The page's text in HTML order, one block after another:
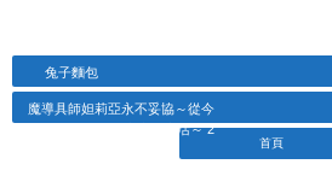
兔子麵包
魔導具師妲莉亞永不妥協～從今
天開始的自由職人生活～ 2
首頁